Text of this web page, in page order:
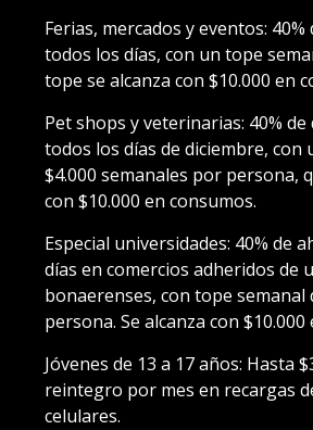
Ferias, mercados y eventos:
todos los días, con un tope
tope se alcanza con $10.000 en
Pet shops y veterinarias: 40%
todos los días de diciembre, con
$4.000 semanales por persona,
con $10.000 en consumos.
Especial universidades: 40% de
días en comercios adheridos de
bonaerenses, con tope semanal
persona. Se alcanza con
Jóvenes de 13 a 17 años: Hasta
reintegro por mes en recargas
celulares.